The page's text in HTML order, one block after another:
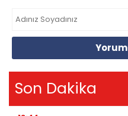
Son Dakika